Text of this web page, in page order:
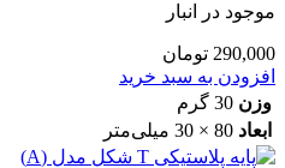
موجود در انبار
290,000 تومان
افزودن به سبد خرید
وزن 30 گرم
ابعاد 80 × 30 میلی‌متر